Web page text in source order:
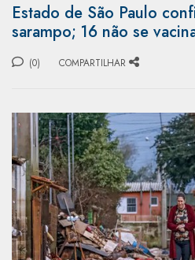
Estado de São Paulo
sarampo; 16 não se
(0) COMPARTILHAR